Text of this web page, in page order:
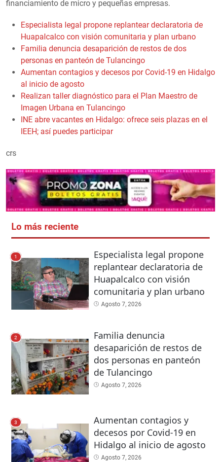
financiamiento de micro y pequeñas empresas.
Especialista legal propone replantear declaratoria de
Huapalcalco con visión comunitaria y plan urbano
Familia denuncia desaparición de restos de dos
personas en panteón de Tulancingo
Aumentan contagios y decesos por Covid-19 en Hidalgo
al inicio de agosto
Realizan taller diagnóstico para el Plan Maestro de
Imagen Urbana en Tulancingo
INE abre vacantes en Hidalgo: ofrece seis plazas en el
IEEH; así puedes participar
crs
Lo más reciente
1
Especialista legal propone
replantear declaratoria de
Huapalcalco con visión
comunitaria y plan urbano
Agosto 7, 2026
2
Familia denuncia
desaparición de restos de
dos personas en panteón
de Tulancingo
Agosto 7, 2026
3
Aumentan contagios y
decesos por Covid-19 en
Hidalgo al inicio de agosto
Agosto 7, 2026